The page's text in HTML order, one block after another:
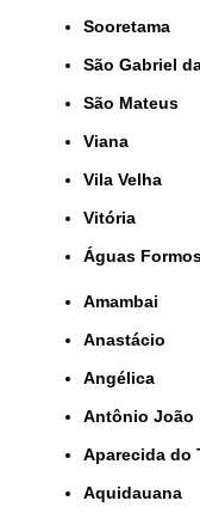
Sooretama
São Gabriel
São Mateus
Viana
Vila Velha
Vitória
Águas
Amambai
Anastácio
Angélica
Antônio João
Aparecida do
Aquidauana